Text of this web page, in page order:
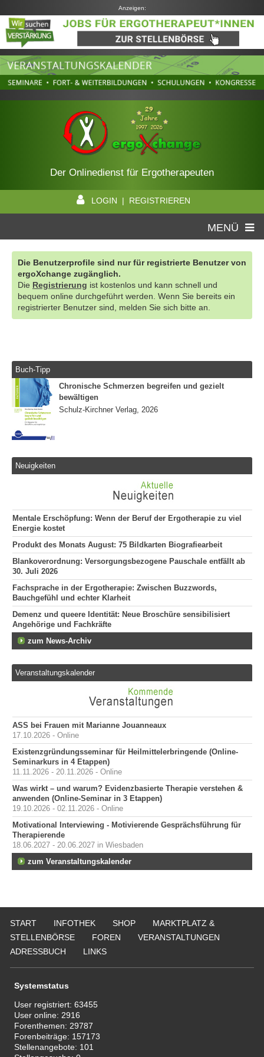
Anzeigen:
Der Onlinedienst für Ergotherapeuten
LOGIN | REGISTRIEREN
MENÜ
Die Benutzerprofile sind nur für registrierte Benutzer von
ergoXchange zugänglich.
Die Registrierung ist kostenlos und kann schnell und
bequem online durchgeführt werden. Wenn Sie bereits ein
registrierter Benutzer sind, melden Sie sich bitte an.
Buch-Tipp
Chronische Schmerzen begreifen und gezielt
bewältigen
Schulz-Kirchner Verlag, 2026
Neuigkeiten
Mentale Erschöpfung: Wenn der Beruf der Ergotherapie zu viel
Energie kostet
Produkt des Monats August: 75 Bildkarten Biografiearbeit
Blankoverordnung: Versorgungsbezogene Pauschale entfällt ab
30. Juli 2026
Fachsprache in der Ergotherapie: Zwischen Buzzwords,
Bauchgefühl und echter Klarheit
Demenz und queere Identität: Neue Broschüre sensibilisiert
Angehörige und Fachkräfte
zum News-Archiv
Veranstaltungskalender
ASS bei Frauen mit Marianne Jouanneaux
17.10.2026 - Online
Existenzgründungsseminar für Heilmittelerbringende (Online-
Seminarkurs in 4 Etappen)
11.11.2026 - 20.11.2026 - Online
Was wirkt – und warum? Evidenzbasierte Therapie verstehen &
anwenden (Online-Seminar in 3 Etappen)
19.10.2026 - 02.11.2026 - Online
Motivational Interviewing - Motivierende Gesprächsführung für
Therapierende
18.06.2027 - 20.06.2027 in Wiesbaden
zum Veranstaltungskalender
START INFOTHEK SHOP
MARKTPLATZ &
STELLENBÖRSE
FOREN
VERANSTALTUNGEN
ADRESSBUCH
LINKS
Systemstatus
User registriert:63455
User online: 2916
Forenthemen: 29787
Forenbeiträge: 157173
Stellenangebote: 101